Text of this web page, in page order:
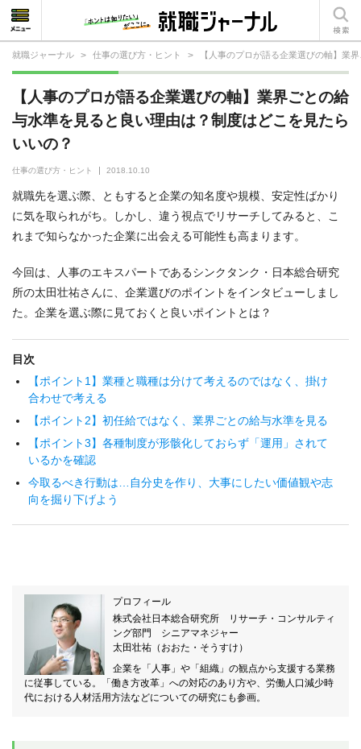
就職ジャーナル > 仕事の選び方・ヒント > 【人事のプロが語る企業選びの軸】業
【人事のプロが語る企業選びの軸】業界ごとの給
与水準を見ると良い理由は？制度はどこを見たら
いいの？
仕事の選び方・ヒント 2018.10.10
就職先を選ぶ際、ともすると企業の知名度や規模、安定性ばかり
に気を取られがち。しかし、違う視点でリサーチしてみると、こ
れまで知らなかった企業に出会える可能性も高まります。
今回は、人事のエキスパートであるシンクタンク・日本総合研究
所の太田壮祐さんに、企業選びのポイントをインタビューしまし
た。企業を選ぶ際に見ておくと良いポイントとは？
目次
【ポイント1】業種と職種は分けて考えるのではなく、掛け
合わせで考える
【ポイント2】初任給ではなく、業界ごとの給与水準を見る
【ポイント3】各種制度が形骸化しておらず「運用」されて
いるかを確認
今取るべき行動は…自分史を作り、大事にしたい価値観や志
向を掘り下げよう
プロフィール
株式会社日本総合研究所 リサーチ・コンサルティ
ング部門 シニアマネジャー
太田壮祐（おおた・そうすけ）
企業を「人事」や「組織」の観点から支援する業務
に従事している。「働き方改革」への対応のあり方や、労働人口減少時
代における人材活用方法などについての研究にも参画。
就活相談
就活ノウハウ
仕事の選び方・ヒント
仕事とは？
就活コラム